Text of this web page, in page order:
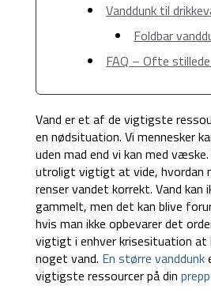
Vanddunk til
Foldbar
FAQ – Ofte
Vand er et af de vigtigste
en nødsituation. Vi mennesker
uden mad end vi kan med
utroligt vigtigt at vide, hvordan
renser vandet korrekt. Vand kan
gammelt, men det kan blive
hvis man ikke opbevarer det
vigtigt i enhver krisesituation at
noget vand. En større vanddunk
vigtigste ressourcer på din